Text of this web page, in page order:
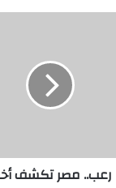
مصر تكشف